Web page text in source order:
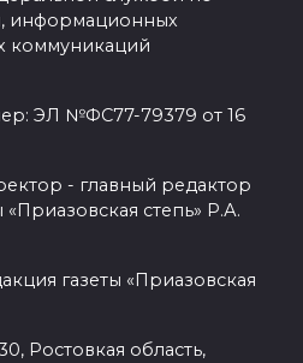
информационных
коммуникаций
ЭЛ №ФС77-79379 от 16
- главный редактор
степь» Р.А.
газеты «Приазовская
Ростовкая область,